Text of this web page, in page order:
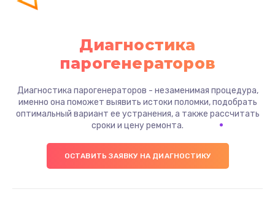
Диагностика
парогенераторов
Диагностика парогенераторов - незаменимая процедура,
именно она поможет выявить истоки поломки, подобрать
оптимальный вариант ее устранения, а также рассчитать
сроки и цену ремонта.
ОСТАВИТЬ ЗАЯВКУ НА ДИАГНОСТИКУ